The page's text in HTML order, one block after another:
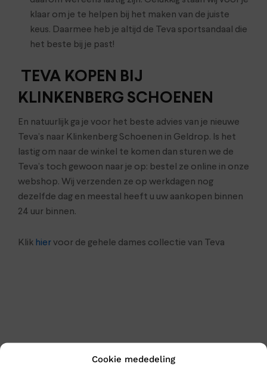
Cookie mededeling
klaar om je te helpen bij het maken van de juiste
keus. Daarmee heb je altijd de Teva sportsandaal die
het beste bij je past!
TEVA KOPEN BIJ
KLINKENBERG SCHOENEN
En natuurlijk ga je voor het beste advies van je nieuwe
Teva’s naar Klinkenberg Schoenen in Geldrop. Is het
lastig om naar de winkel te komen dan sturen we de
Teva’s toch gewoon naar je op: bestel ze online in onze
webshop. Wij verzenden ze op werkdagen nog
dezelfde dag en meestal heeft u uw aankopen binnen
24 uur binnen.
Klik hiervoor de gehele dames collectie van Teva